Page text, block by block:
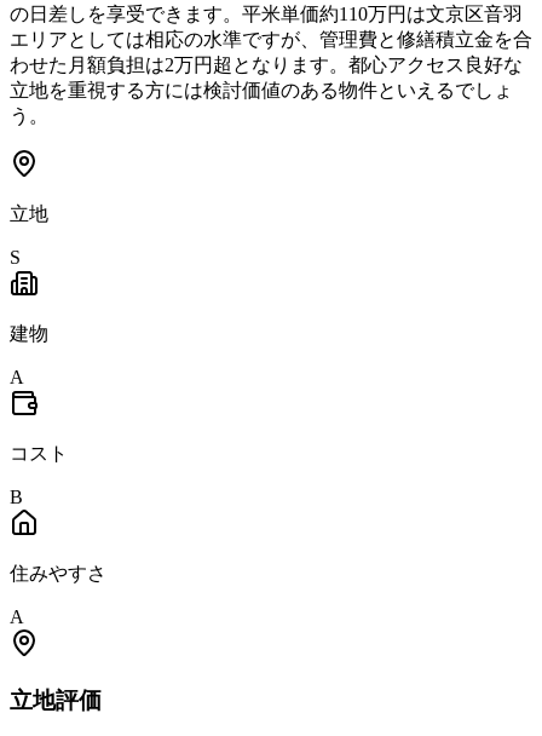
の日差しを享受できます。平米単価約110万円は文京区音羽
エリアとしては相応の水準ですが、管理費と修繕積立金を合
わせた月額負担は2万円超となります。都心アクセス良好な
立地を重視する方には検討価値のある物件といえるでしょ
う。
立地
S
建物
A
コスト
B
住みやすさ
A
立地評価